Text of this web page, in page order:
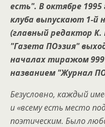
есть". В октябре
клуба выпускают 1-й
(главный редактор К.
"Газета ПОэзия"
началах тиражом 999
названием "Журнал
Безусловно, каждый
и «всему есть место
поэтическим. Было